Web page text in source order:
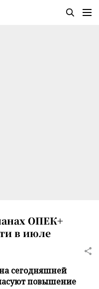
ОПЕК+
в июле
сегодняшней
повышение